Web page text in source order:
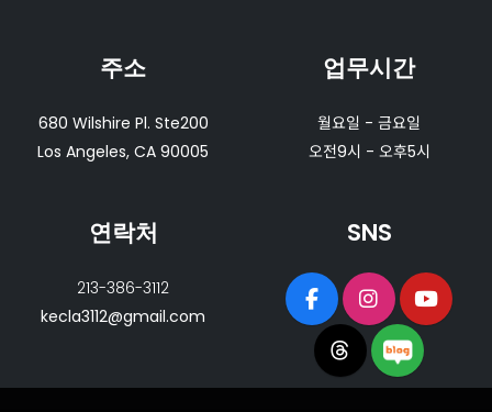
주소
680 Wilshire Pl. Ste200
Los Angeles, CA 90005
업무시간
월요일 - 금요일
오전9시 - 오후5시
연락처
213-386-3112
kecla3112@gmail.com
SNS